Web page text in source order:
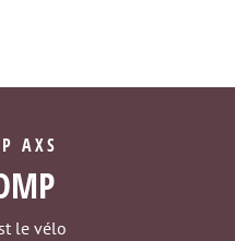
AXS
le vélo